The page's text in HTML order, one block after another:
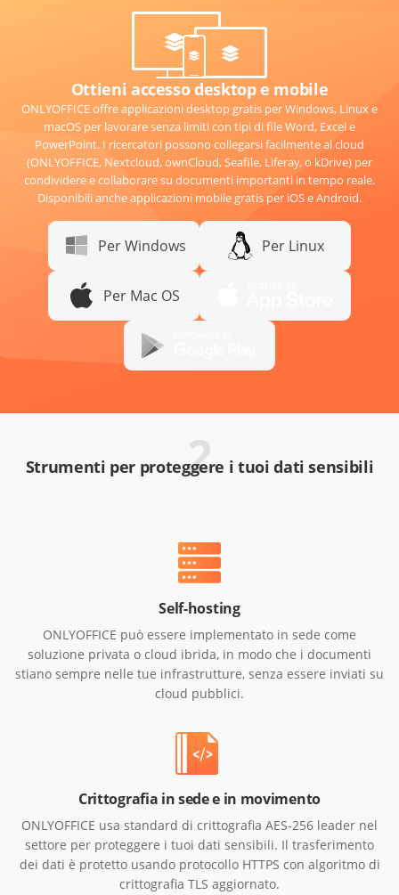
Ottieni accesso desktop e mobile
ONLYOFFICE offre applicazioni desktop gratis per Windows, Linux e
macOS per lavorare senza limiti con tipi di file Word, Excel e
PowerPoint. I ricercatori possono collegarsi facilmente al cloud
(ONLYOFFICE, Nextcloud, ownCloud, Seafile, Liferay, o kDrive) per
condividere e collaborare su documenti importanti in tempo reale.
Disponibili anche applicazioni mobile gratis per iOS e Android.
Per Windows Per Linux
Per Mac OS
2
Strumenti per proteggere i tuoi dati sensibili
Self-hosting
ONLYOFFICE può essere implementato in sede come
soluzione privata o cloud ibrida, in modo che i documenti
stiano sempre nelle tue infrastrutture, senza essere inviati su
cloud pubblici.
Crittografia in sede e in movimento
ONLYOFFICE usa standard di crittografia AES-256 leader nel
settore per proteggere i tuoi dati sensibili. Il trasferimento
dei dati è protetto usando protocollo HTTPS con algoritmo di
crittografia TLS aggiornato.